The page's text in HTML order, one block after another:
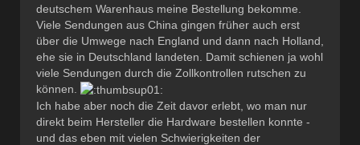
deutschem Warenhaus meine Bestellung bekomme.
Viele Sendungen aus China gingen früher auch erst
über die Umwege nach England und dann nach Holland,
ehe sie in Deutschland landeten. Damit schienen ja wohl
viele Sendungen durch die Zollkontrollen rutschen zu
können.
Ich habe aber noch die Zeit davor erlebt, wo man nur
direkt beim Hersteller die Hardware bestellen konnte -
und das eben mit vielen Schwierigkeiten der